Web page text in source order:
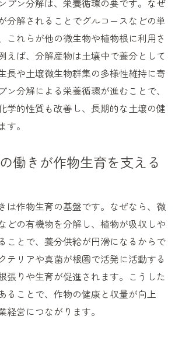
プン分解は、栄養循環の要です。なぜ
分解されることでグルコースなどの単
これらが他の微生物や植物根に利用さ
えば、分解産物は土壌中で養分として
長や土壌微生物群集の多様性維持に寄
ン分解による栄養循環が進むことで、
学的性質も改善し、長期的な土壌の健
。
働きが作物生育を支える
は作物生育の基盤です。なぜなら、微
どの有機物を分解し、植物が吸収しや
ことで、養分供給が円滑になるからで
テリアや真菌が根圏で活発に活動する
張りや生育が促進されます。こうした
ることで、作物の健康と収量が向上
経営につながります。